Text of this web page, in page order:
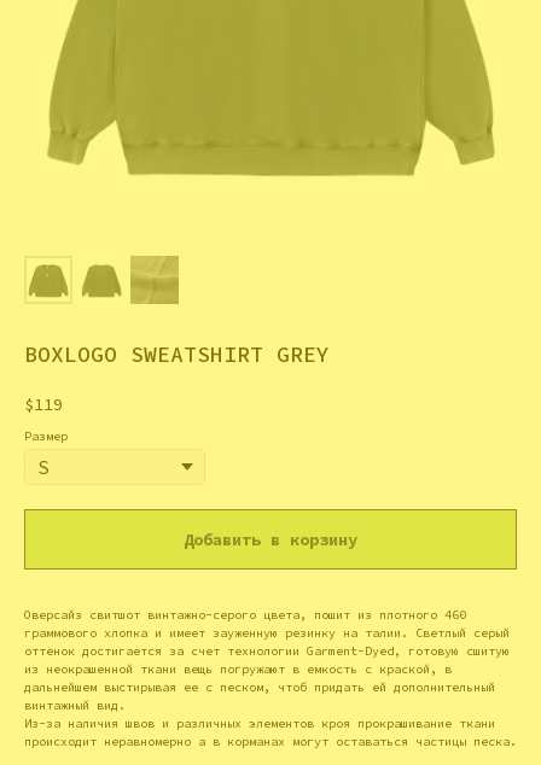
BOXLOGO SWEATSHIRT GREY
$119
Размер
Добавить в корзину
Оверсайз свитшот винтажно-серого цвета, пошит из плотного 460
граммового хлопка и имеет зауженную резинку на талии. Светлый серый
оттенок достигается за счет технологии Garment-Dyed, готовую сшитую
из неокрашенной ткани вещь погружают в емкость с краской, в
дальнейшем выстирывая ее с песком, чтоб придать ей дополнительный
винтажный вид.
Из-за наличия швов и различных элементов кроя прокрашивание ткани
происходит неравномерно а в корманах могут оставаться частицы песка.